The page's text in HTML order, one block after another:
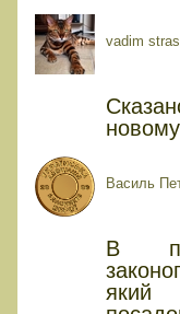
vadim
Василь
В
який